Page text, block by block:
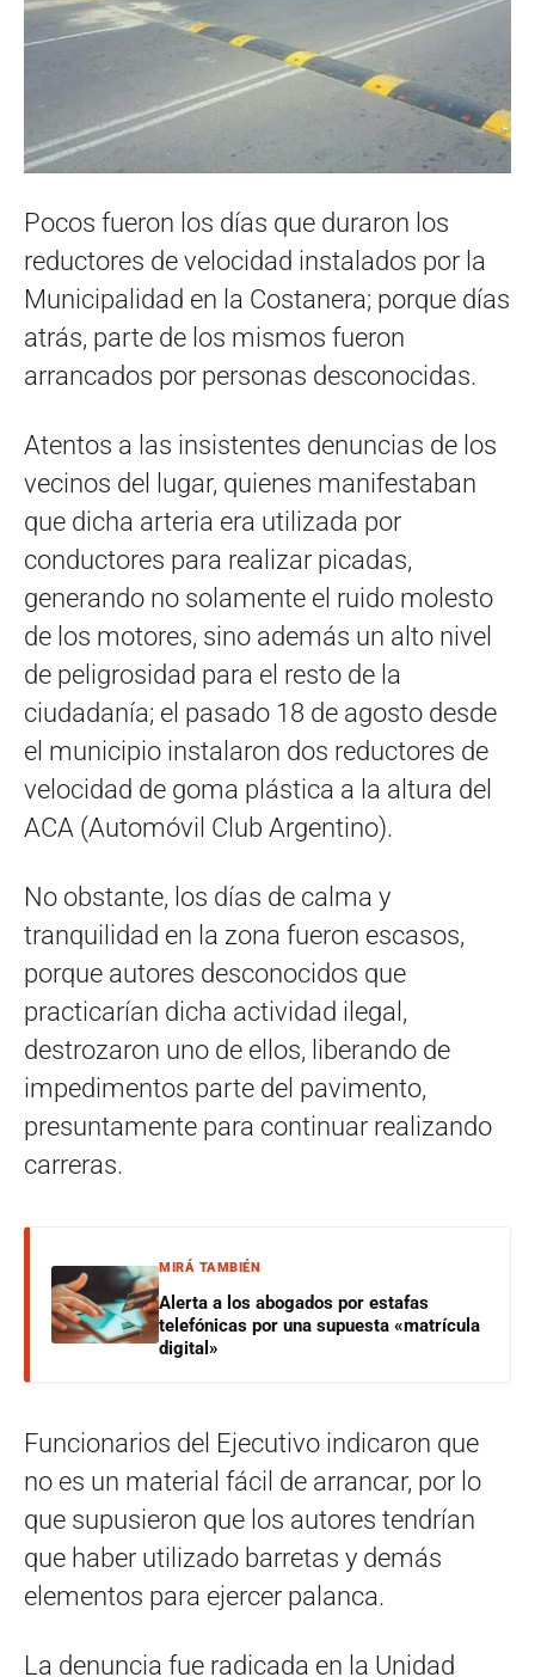
Pocos fueron los días que duraron los
reductores de velocidad instalados por la
Municipalidad en la Costanera; porque días
atrás, parte de los mismos fueron
arrancados por personas desconocidas.
Atentos a las insistentes denuncias de los
vecinos del lugar, quienes manifestaban
que dicha arteria era utilizada por
conductores para realizar picadas,
generando no solamente el ruido molesto
de los motores, sino además un alto nivel
de peligrosidad para el resto de la
ciudadanía; el pasado 18 de agosto desde
el municipio instalaron dos reductores de
velocidad de goma plástica a la altura del
ACA (Automóvil Club Argentino).
No obstante, los días de calma y
tranquilidad en la zona fueron escasos,
porque autores desconocidos que
practicarían dicha actividad ilegal,
destrozaron uno de ellos, liberando de
impedimentos parte del pavimento,
presuntamente para continuar realizando
carreras.
MIRÁ TAMBIÉN
Alerta a los abogados por estafas
telefónicas por una supuesta «matrícula
digital»
Funcionarios del Ejecutivo indicaron que
no es un material fácil de arrancar, por lo
que supusieron que los autores tendrían
que haber utilizado barretas y demás
elementos para ejercer palanca.
La denuncia fue radicada en la Unidad